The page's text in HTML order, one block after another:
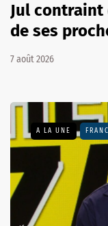
Jul
de ses
7 août 2026
A LA UNE